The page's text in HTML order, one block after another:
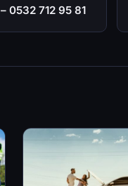
0532 712 95 81